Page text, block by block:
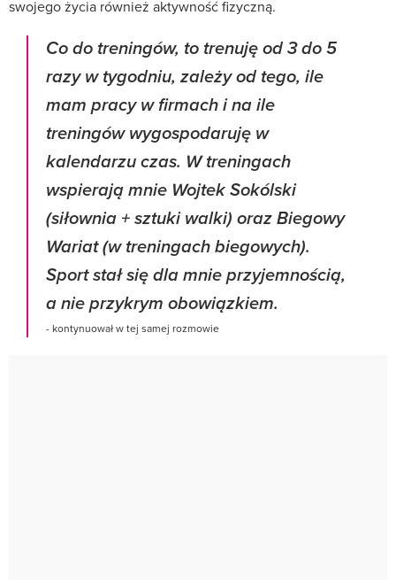
swojego życia również aktywność fizyczną.
Co do treningów, to trenuję od 3 do 5
razy w tygodniu, zależy od tego, ile
mam pracy w firmach i na ile
treningów wygospodaruję w
kalendarzu czas. W treningach
wspierają mnie Wojtek Sokólski
(siłownia + sztuki walki) oraz Biegowy
Wariat (w treningach biegowych).
Sport stał się dla mnie przyjemnością,
a nie przykrym obowiązkiem.
- kontynuował w tej samej rozmowie